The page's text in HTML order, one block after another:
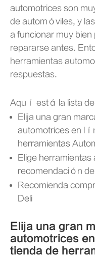
automotrices son
de automóviles, y
a funcionar muy
repararse antes.
herramientas
respuestas.
Aquí está la lista de
Elija una gran
automotrices en
herramientas
Elige
recomendación
Recomienda
Deli
Elija una gran
automotrices
tienda de